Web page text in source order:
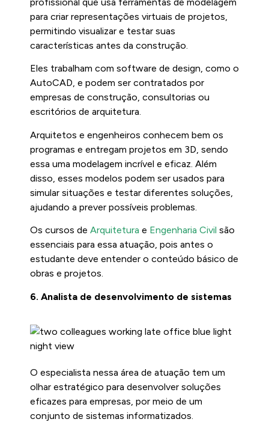
para criar representações virtuais de projetos,
permitindo visualizar e testar suas
características antes da construção.
Eles trabalham com software de design, como o
AutoCAD, e podem ser contratados por
empresas de construção, consultorias ou
escritórios de arquitetura.
Arquitetos e engenheiros conhecem bem os
programas e entregam projetos em 3D, sendo
essa uma modelagem incrível e eficaz. Além
disso, esses modelos podem ser usados para
simular situações e testar diferentes soluções,
ajudando a prever possíveis problemas.
Os cursos de Arquitetura e Engenharia Civil são
essenciais para essa atuação, pois antes o
estudante deve entender o conteúdo básico de
obras e projetos.
6. Analista de desenvolvimento de sistemas
O especialista nessa área de atuação tem um
olhar estratégico para desenvolver soluções
eficazes para empresas, por meio de um
conjunto de sistemas informatizados.